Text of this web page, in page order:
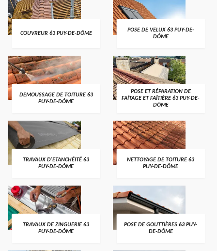
COUVREUR 63 PUY-DE-DÔME
POSE DE VELUX 63 PUY-DE-
DÔME
DEMOUSSAGE DE TOITURE 63
PUY-DE-DÔME
POSE ET RÉPARATION DE
FAÎTAGE ET FAÎTIÈRE 63 PUY-DE-
DÔME
TRAVAUX D'ETANCHÉITÉ 63
PUY-DE-DÔME
NETTOYAGE DE TOITURE 63
PUY-DE-DÔME
TRAVAUX DE ZINGUERIE 63
PUY-DE-DÔME
POSE DE GOUTTIÈRES 63 PUY-
DE-DÔME